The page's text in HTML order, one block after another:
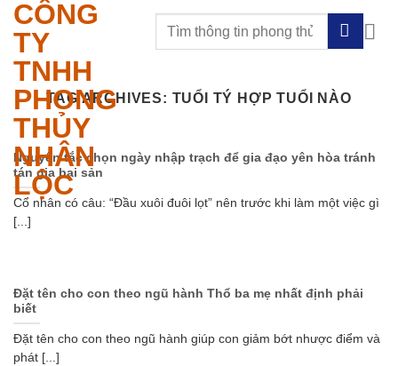
Skip
content
CÔNG
TY
TNHH
PHONG
THỦY
NHÂN
LỘC
TAG ARCHIVES: TUỔI TÝ HỢP TUỔI NÀO
Nguyên tắc chọn ngày nhập trạch để gia đạo yên hòa tránh
tán gia bại sản
Cổ nhân có câu: “Đầu xuôi đuôi lọt” nên trước khi làm một việc gì
[...]
Đặt tên cho con theo ngũ hành Thổ ba mẹ nhất định phải
biết
Đặt tên cho con theo ngũ hành giúp con giảm bớt nhược điểm và
phát [...]